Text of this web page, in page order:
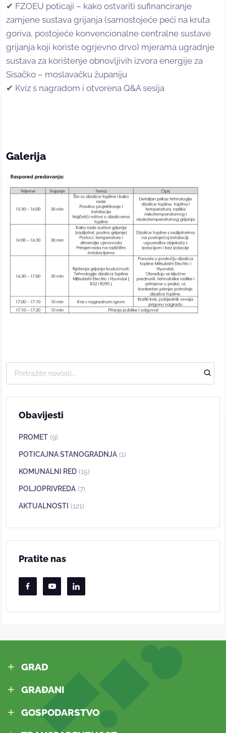
✔ FZOEU poticaji – kako ostvariti sufinanciranje
zamjene sustava grijanja (samostojeće peći na kruta
goriva, postojeće konvencionalne centralne sustave
grijanja koji koriste ogrjevno drvo) mjerama ugradnje
sustava za korištenje obnovljivih izvora energije za
Sisačko – moslavačku županiju
✔ Kviz s nagradom i otvorena Q&A sesija
Galerija
Obavijesti
PROMET (9)
POTICAJNA STANOGRADNJA (1)
KOMUNALNI RED (15)
POLJOPRIVREDA (7)
AKTUALNOSTI (121)
Pratite nas
GRAD
GRAĐANI
GOSPODARSTVO